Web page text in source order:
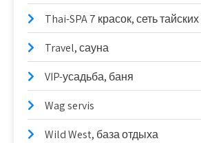
Thai-SPA 7 красок, сеть
Travel, сауна
VIP-усадьба, баня
Wag servis
Wild West, база отдыха